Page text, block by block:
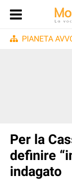
PIANETA
Per la
definire
indagato